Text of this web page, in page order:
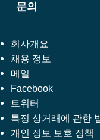
문의
회사개요
채용 정보
메일
Facebook
트위터
특정 상거래에 관한
개인 정보 보호 정책